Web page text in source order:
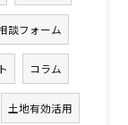
談フォーム
コラム
土地有効活用